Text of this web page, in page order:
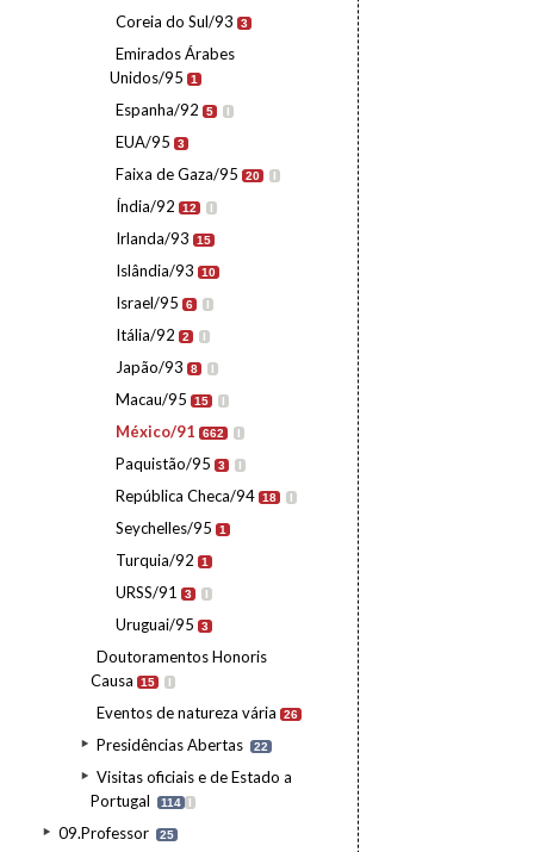
Coreia do Sul/93 3
Emirados Árabes
Unidos/95
1
Espanha/92 5 I
EUA/95 3
Faixa de Gaza/95 20 I
Índia/92 12 I
Irlanda/93 15
Islândia/93 10
Israel/95 6 I
Itália/92 2 I
Japão/93 8 I
Macau/95 15 I
México/91 662 I
Paquistão/95 3 I
República Checa/94 18 I
Seychelles/95 1
Turquia/92 1
URSS/91 3 I
Uruguai/95 3
Doutoramentos Honoris
Causa
15 I
Eventos de natureza vária 26
Presidências Abertas 22
Visitas oficiais e de Estado a
Portugal
114 I
09.Professor 25